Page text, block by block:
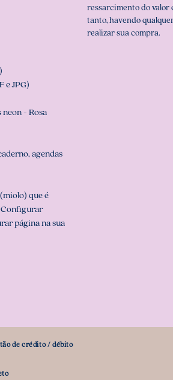
e JPG)
- Rosa
agendas
que é
Configurar
página na sua
ressarcimento do valor
tanto, havendo
realizar sua compra.
de crédito / débito